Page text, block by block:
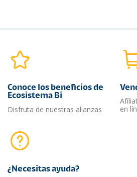
Conoce los beneficios de
Ecosistema Bi
Disfruta de nuestras alianzas
en
¿Necesitas ayuda?​